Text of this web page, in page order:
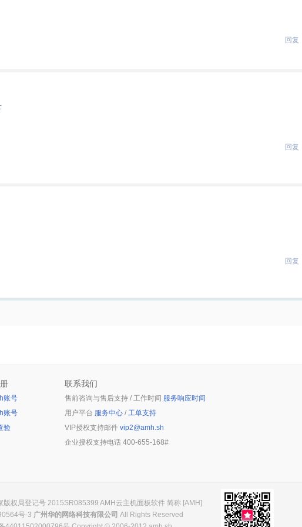
回复
回复
回复
账号
账号
验
联系我们
售前咨询与售后支持 / 工作时间 服务响应时间
用户平台 服务中心 / 工单支持
VIP授权支持邮件 vip2@amh.sh
企业授权支持电话 400-655-168#
版权局登记号 2015SR085399 AMH云主机面板软件 简称 [AMH]
号-3 广州华的网络科技有限公司 All Rights Reserved